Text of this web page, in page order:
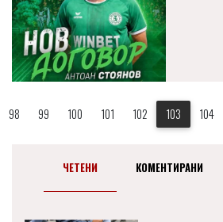
98 99 100 101 102 103 104
ЧЕТЕНИ КОМЕНТИРАНИ